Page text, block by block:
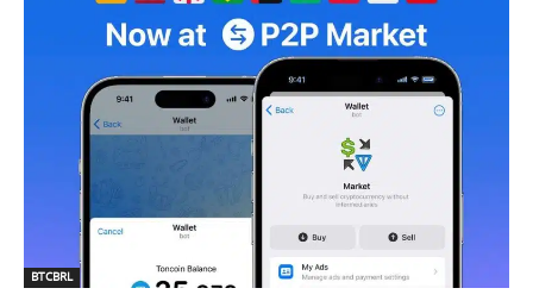
BTCBRL